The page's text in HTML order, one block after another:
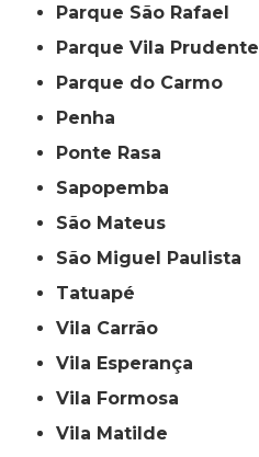
Parque São Rafael
Parque Vila Prudente
Parque do Carmo
Penha
Ponte Rasa
Sapopemba
São Mateus
São Miguel Paulista
Tatuapé
Vila Carrão
Vila Esperança
Vila Formosa
Vila Matilde